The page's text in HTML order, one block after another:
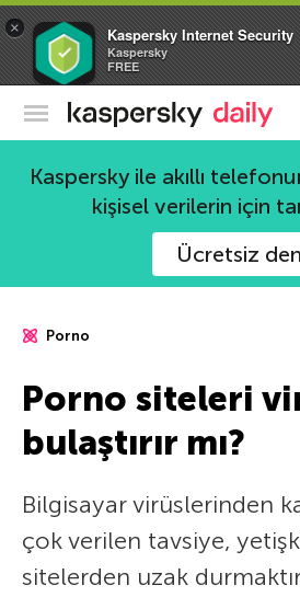
× Kaspersky Internet Security
Kaspersky
FREE
Kaspersky
Kaspersky ile akıllı
kişisel verilerin için
Ücretsiz
Porno
Porno siteleri
bulaştırır mı?
Bilgisayar virüslerinden
çok verilen tavsiye,
sitelerden uzak